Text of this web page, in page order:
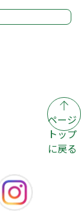
ページ
トップ
に戻る